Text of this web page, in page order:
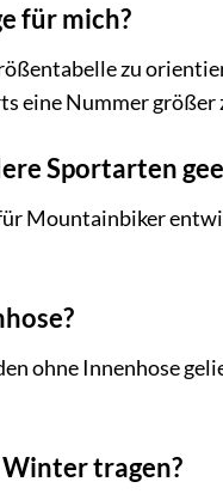
für mich?
zu
eine Nummer größer
Sportarten
Mountainbiker
ohne Innenhose
tragen?